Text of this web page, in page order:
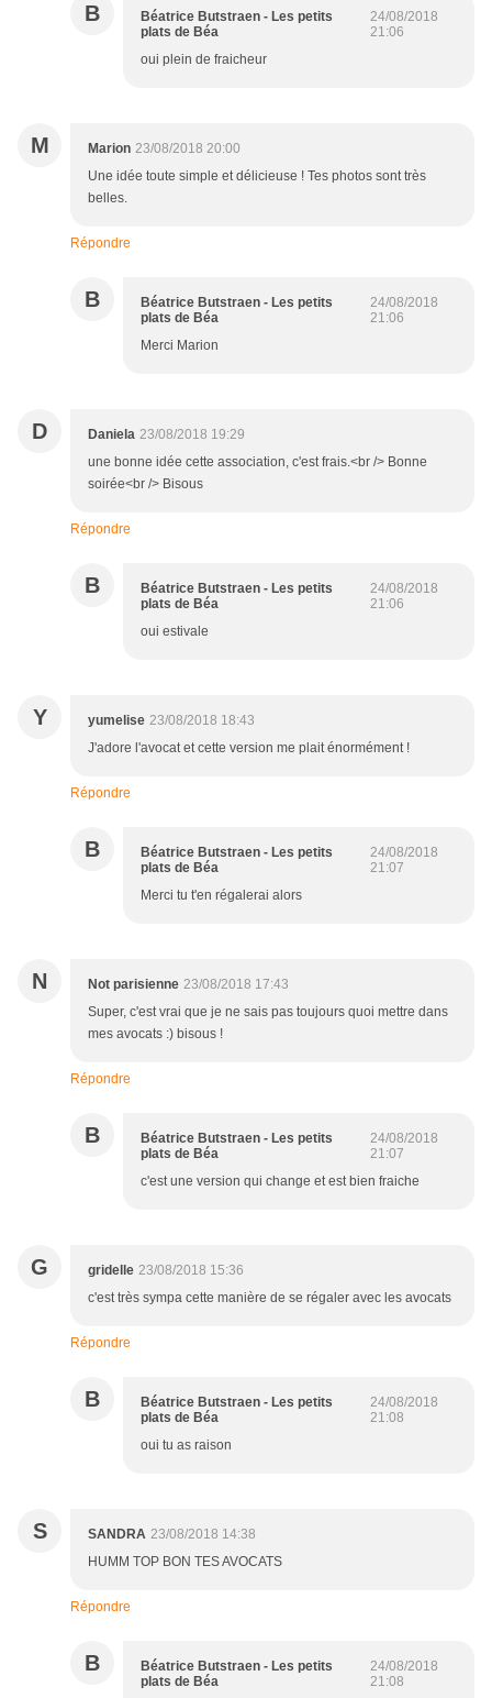
B
Béatrice Butstraen - Les petits
plats de Béa
24/08/2018
21:06
oui plein de fraicheur
M Marion 23/08/2018 20:00
Une idée toute simple et délicieuse ! Tes photos sont très
belles.
Répondre
B
Béatrice Butstraen - Les petits
plats de Béa
24/08/2018
21:06
Merci Marion
D Daniela 23/08/2018 19:29
une bonne idée cette association, c'est frais.<br /> Bonne
soirée<br /> Bisous
Répondre
B
Béatrice Butstraen - Les petits
plats de Béa
24/08/2018
21:06
oui estivale
Y yumelise 23/08/2018 18:43
J'adore l'avocat et cette version me plait énormément !
Répondre
B
Béatrice Butstraen - Les petits
plats de Béa
24/08/2018
21:07
Merci tu t'en régalerai alors
N Not parisienne 23/08/2018 17:43
Super, c'est vrai que je ne sais pas toujours quoi mettre dans
mes avocats :) bisous !
Répondre
B
Béatrice Butstraen - Les petits
plats de Béa
24/08/2018
21:07
c'est une version qui change et est bien fraiche
G gridelle 23/08/2018 15:36
c'est très sympa cette manière de se régaler avec les avocats
Répondre
B
Béatrice Butstraen - Les petits
plats de Béa
24/08/2018
21:08
oui tu as raison
S SANDRA 23/08/2018 14:38
HUMM TOP BON TES AVOCATS
Répondre
B
Béatrice Butstraen - Les petits
plats de Béa
24/08/2018
21:08